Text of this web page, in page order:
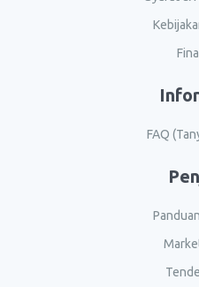
FAQ